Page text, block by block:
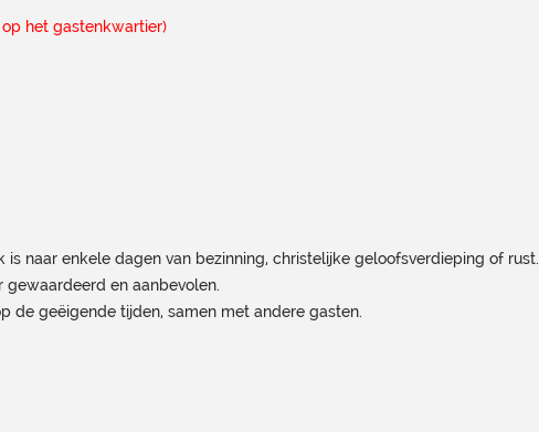
het gastenkwartier)
naar enkele dagen van bezinning, christelijke geloofsverdieping of rust.
en aanbevolen.
de geëigende tijden, samen met andere gasten.